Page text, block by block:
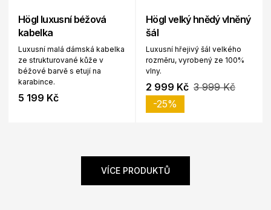
Högl luxusní béžová
kabelka
Luxusní malá dámská kabelka
ze strukturované kůže v
béžové barvě s etují na
karabince.
5 199 Kč
Högl velký hnědý vlněný
šál
Luxusní hřejivý šál velkého
rozměru, vyrobený ze 100%
vlny.
2 999 Kč 3 999 Kč
-25%
VÍCE PRODUKTŮ